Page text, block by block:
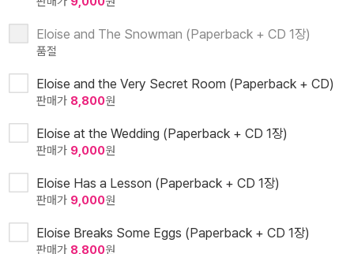
Eloise and The Snowman (Paperback + CD 1장)
품절
Eloise and the Very Secret Room (Paperback + CD)
판매가 8,800원
Eloise at the Wedding (Paperback + CD 1장)
판매가 9,000원
Eloise Has a Lesson (Paperback + CD 1장)
판매가 9,000원
Eloise Breaks Some Eggs (Paperback + CD 1장)
판매가 8,800원